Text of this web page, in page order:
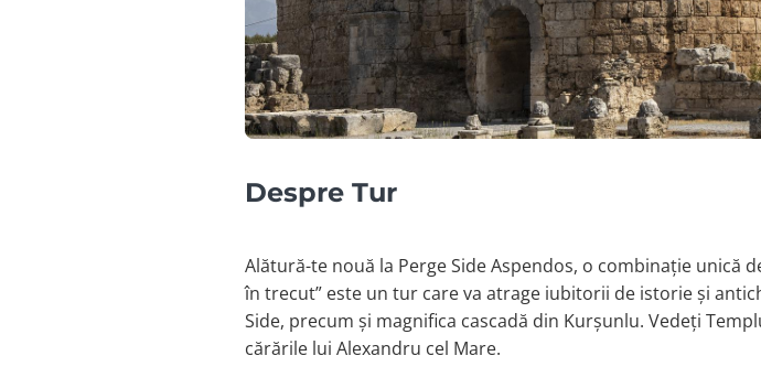
Despre Tur
Alătură-te nouă la Perge Side Aspendos, o combinație unică
în trecut” este un tur care va atrage iubitorii de istorie și
Side, precum și magnifica cascadă din Kurșunlu. Vedeți
cărările lui Alexandru cel Mare.